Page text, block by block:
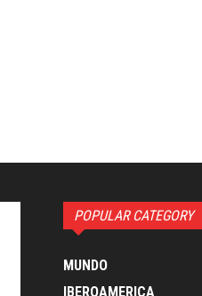
POPULAR CATEGORY
MUNDO
IBEROAMERICA